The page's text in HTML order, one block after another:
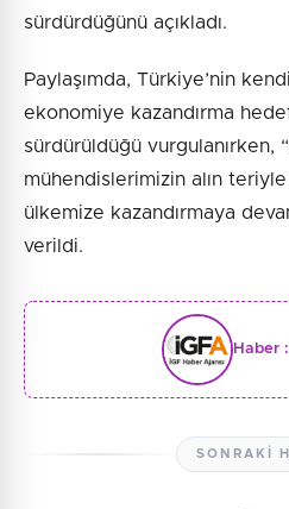
sürdürdüğünü açıkladı.
Paylaşımda, Türkiye’nin
ekonomiye kazandırma
sürdürüldüğü vurgulanırken,
mühendislerimizin alın teriyle
ülkemize kazandırmaya
verildi.
Haber :
SONRAKI